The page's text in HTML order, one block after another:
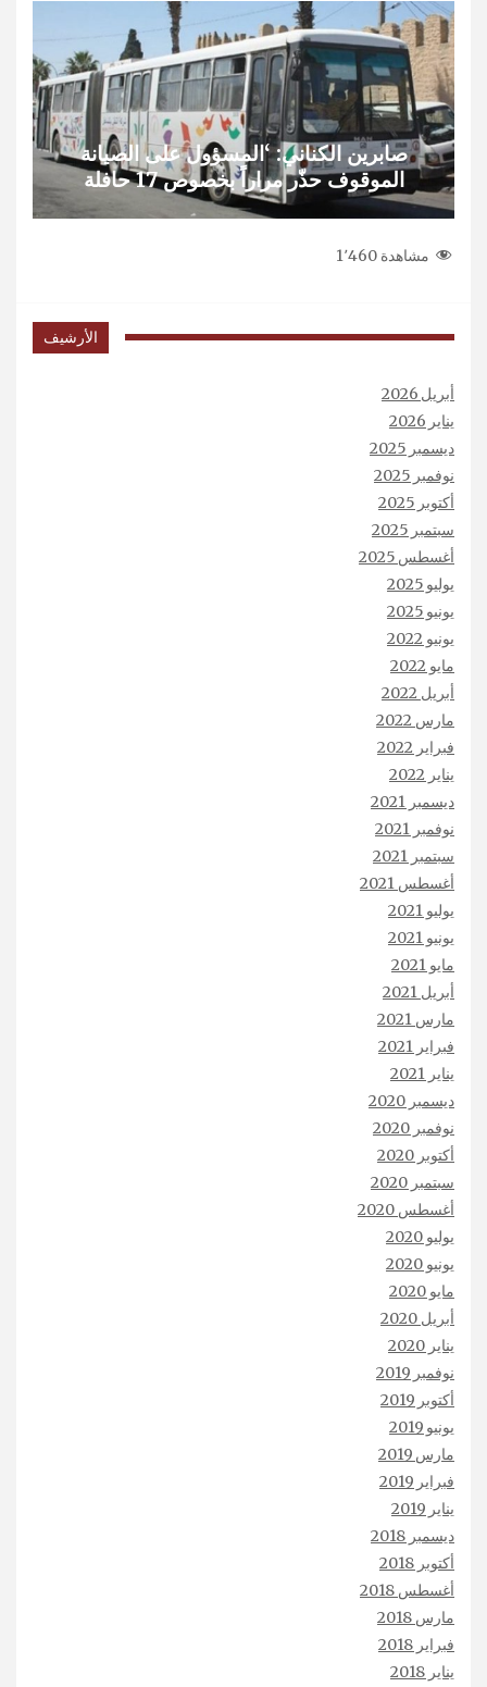
صابرين الكناني: ‘المسؤول على الصيانة
الموقوف حذّر مراراً بخصوص 17 حافلة
مشاهدة 1٬460
الأرشيف
أبريل 2026
يناير 2026
ديسمبر 2025
نوفمبر 2025
أكتوبر 2025
سبتمبر 2025
أغسطس 2025
يوليو 2025
يونيو 2025
يونيو 2022
مايو 2022
أبريل 2022
مارس 2022
فبراير 2022
يناير 2022
ديسمبر 2021
نوفمبر 2021
سبتمبر 2021
أغسطس 2021
يوليو 2021
يونيو 2021
مايو 2021
أبريل 2021
مارس 2021
فبراير 2021
يناير 2021
ديسمبر 2020
نوفمبر 2020
أكتوبر 2020
سبتمبر 2020
أغسطس 2020
يوليو 2020
يونيو 2020
مايو 2020
أبريل 2020
يناير 2020
نوفمبر 2019
أكتوبر 2019
يونيو 2019
مارس 2019
فبراير 2019
يناير 2019
ديسمبر 2018
أكتوبر 2018
أغسطس 2018
مارس 2018
فبراير 2018
يناير 2018